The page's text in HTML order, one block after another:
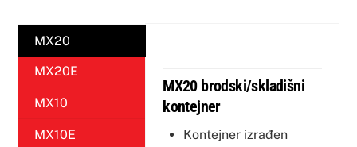
MX20
MX20E
MX10
MX10E
MX20 brodski/skladišni
kontejner
Kontejner izrađen